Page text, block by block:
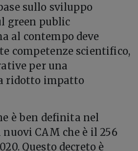
sullo sviluppo
green public
al contempo deve
competenze scientifico,
per una
ridotto impatto
è ben definita nel
CAM che è il 256
Questo decreto è